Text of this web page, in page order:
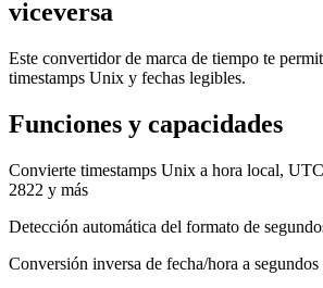
viceversa
Este convertidor de marca de tiempo te
timestamps Unix y fechas legibles.
Funciones y capacidades
Convierte timestamps Unix a hora local,
2822 y más
Detección automática del formato de
Conversión inversa de fecha/hora a